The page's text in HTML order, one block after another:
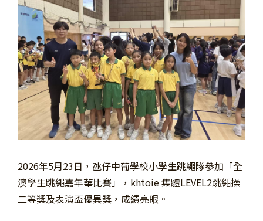
2026年5月23日，氹仔中葡學校小學生跳繩隊參加「全
澳學生跳繩嘉年華比賽」，khtoie 集體LEVEL2跳繩操
二等獎及表演盃優異獎，成績亮眼。